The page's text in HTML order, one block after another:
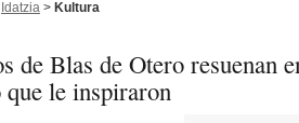
Idatzia > Kultura
de Blas de Otero resuenan
le inspiraron